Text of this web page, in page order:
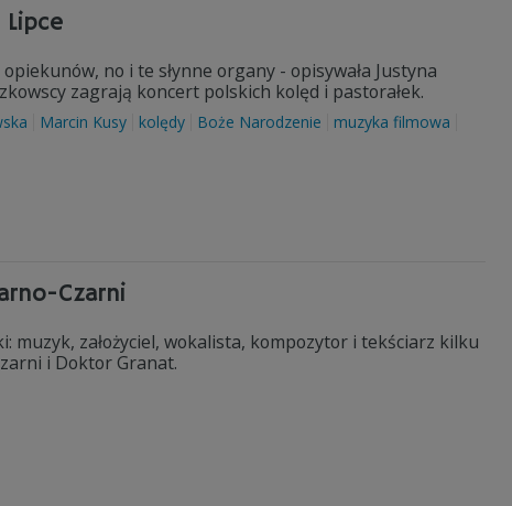
no i te słynne organy - opisywała Justyna
zagrają koncert polskich kolęd i pastorałek.
Marcin Kusy kolędy Boże Narodzenie
muzyka filmowa
Czarni
muzyk, założyciel, wokalista, kompozytor i tekściarz kilku
i Doktor Granat.